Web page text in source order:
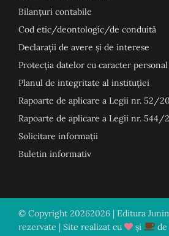
Bilanțuri contabile
Cod etic/deontologic/de conduită
Declarații de avere și de interese
Protecția datelor cu caracter personal
Planul de integritate al instituției
Rapoarte de aplicare a Legii nr. 52/
Rapoarte de aplicare a Legii nr. 544/
Solicitare informații
Buletin informativ
© Copyright 20262026 | Editura
rezervate | Site realizat cu
și de